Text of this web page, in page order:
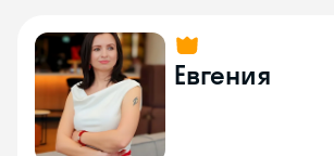
Евгения